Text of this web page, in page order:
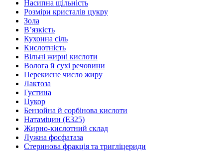
Насипна щільність
Розміри кристалів цукру
Зола
В’язкість
Кухонна сіль
Кислотність
Вільні жирні кислоти
Волога й сухі речовини
Перекисне число жиру
Лактоза
Густина
Цукор
Бензойна й сорбінова кислоти
Натаміцин (Е325)
Жирно-кислотний склад
Лужна фосфатаза
Стеринова фракція та тригліцериди